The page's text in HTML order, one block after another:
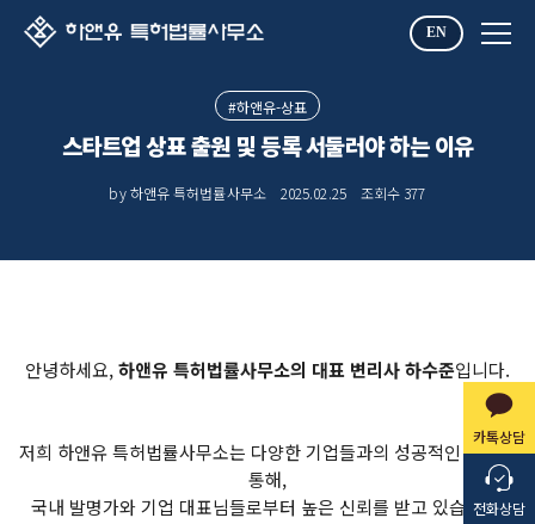
EN
카톡상담
전화상담
#하앤유-상표
스타트업 상표 출원 및 등록 서둘러야 하는 이유
by 하앤유 특허법률사무소 2025.02.25 조회수 377
안녕하세요,하앤유 특허법률사무소의 대표 변리사 하수준입니다.
저희 하앤유 특허법률사무소는 다양한 기업들과의 성공적인 협업을
통해,
국내 발명가와 기업 대표님들로부터 높은 신뢰를 받고 있습니다.